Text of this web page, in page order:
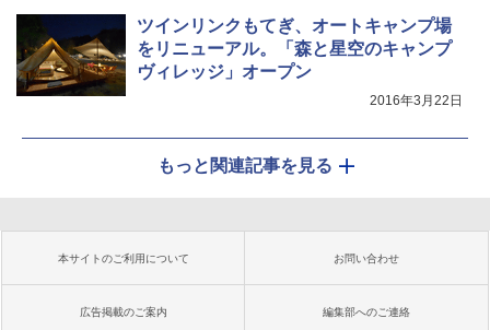
ツインリンクもてぎ、オートキャンプ場
をリニューアル。「森と星空のキャンプ
ヴィレッジ」オープン
2016年3月22日
もっと関連記事を見る
本サイトのご利用について お問い合わせ
広告掲載のご案内 編集部へのご連絡